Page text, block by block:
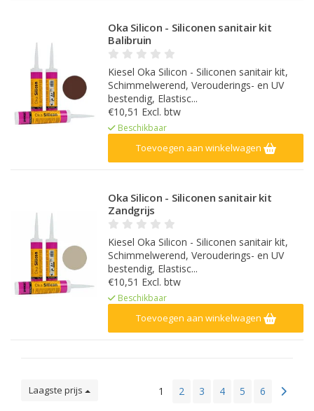
Oka Silicon - Siliconen sanitair kit
Balibruin
Kiesel Oka Silicon - Siliconen sanitair kit,
Schimmelwerend, Verouderings- en UV
bestendig, Elastisc...
€10,51 Excl. btw
Beschikbaar
Toevoegen aan winkelwagen
Oka Silicon - Siliconen sanitair kit
Zandgrijs
Kiesel Oka Silicon - Siliconen sanitair kit,
Schimmelwerend, Verouderings- en UV
bestendig, Elastisc...
€10,51 Excl. btw
Beschikbaar
Toevoegen aan winkelwagen
Laagste prijs 1 2 3 4 5 6